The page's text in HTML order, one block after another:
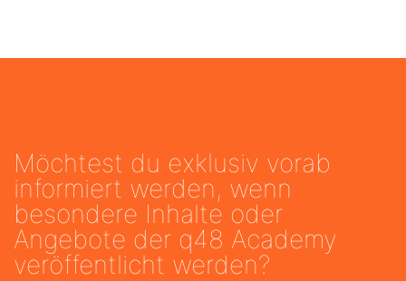
Möchtest du exklusiv vorab
informiert werden, wenn
besondere Inhalte oder
Angebote der q48 Academy
veröffentlicht werden?